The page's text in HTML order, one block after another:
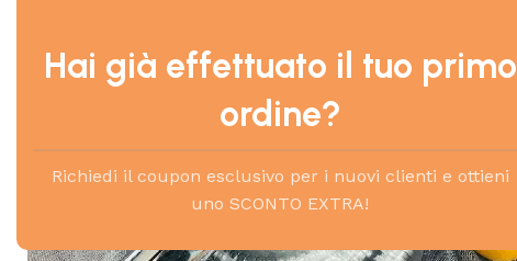
Hai già effettuato il tuo primo
ordine?
Richiedi il coupon esclusivo per i nuovi clienti e ottieni
uno SCONTO EXTRA!